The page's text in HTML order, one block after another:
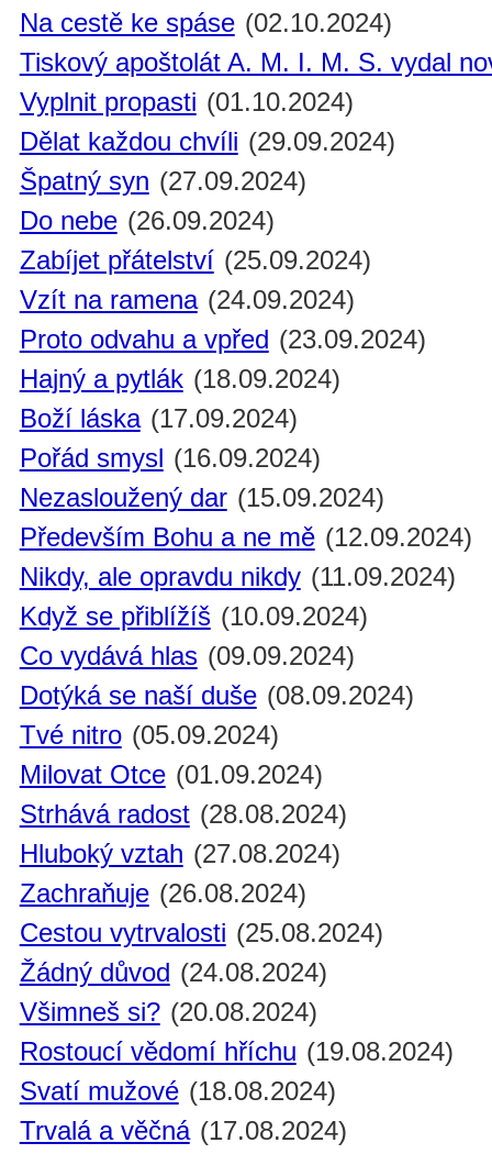
Na cestě ke spáse (02.10.2024)
Tiskový apoštolát A. M. I. M. S. vydal
Vyplnit propasti (01.10.2024)
Dělat každou chvíli (29.09.2024)
Špatný syn (27.09.2024)
Do nebe (26.09.2024)
Zabíjet přátelství (25.09.2024)
Vzít na ramena (24.09.2024)
Proto odvahu a vpřed (23.09.2024)
Hajný a pytlák (18.09.2024)
Boží láska (17.09.2024)
Pořád smysl (16.09.2024)
Nezasloužený dar (15.09.2024)
Především Bohu a ne mě (12.09.2024)
Nikdy, ale opravdu nikdy (11.09.2024)
Když se přiblížíš (10.09.2024)
Co vydává hlas (09.09.2024)
Dotýká se naší duše (08.09.2024)
Tvé nitro (05.09.2024)
Milovat Otce (01.09.2024)
Strhává radost (28.08.2024)
Hluboký vztah (27.08.2024)
Zachraňuje (26.08.2024)
Cestou vytrvalosti (25.08.2024)
Žádný důvod (24.08.2024)
Všimneš si? (20.08.2024)
Rostoucí vědomí hříchu (19.08.2024)
Svatí mužové (18.08.2024)
Trvalá a věčná (17.08.2024)